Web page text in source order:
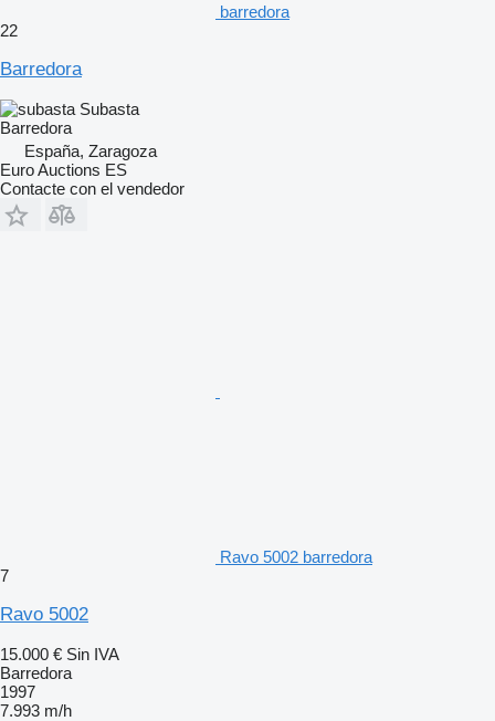
barredora
22
Barredora
Subasta
Barredora
España, Zaragoza
Euro Auctions ES
Contacte con el vendedor
Ravo 5002 barredora
7
Ravo 5002
15.000 € Sin IVA
Barredora
1997
7.993 m/h